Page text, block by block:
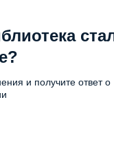
и получите ответ о